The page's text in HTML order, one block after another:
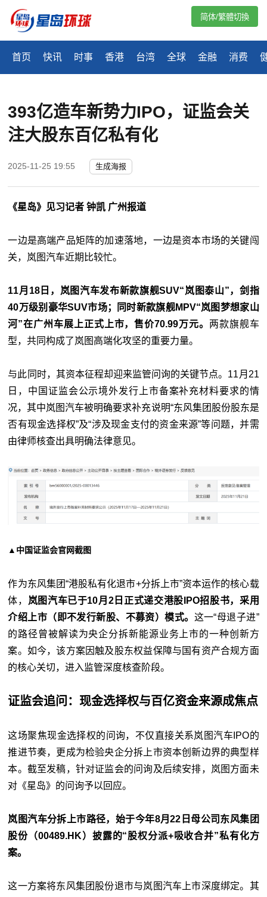
首页 快讯 时事 香港 台湾 全球 金融 消费
简体/繁體切換
393亿造车新势力IPO，证监会关
注大股东百亿私有化
2025-11-25 19:55 生成海报
《星岛》见习记者 钟凯 广州报道
一边是高端产品矩阵的加速落地，一边是资本市场的关键闯
关，岚图汽车近期比较忙。
11月18日，岚图汽车发布新款旗舰SUV“岚图泰山”，剑指
40万级别豪华SUV市场；同时新款旗舰MPV“岚图梦想家山
河”在广州车展上正式上市，售价70.99万元。 两款旗舰车
型，共同构成了岚图高端化攻坚的重要力量。
与此同时，其资本征程却迎来监管问询的关键节点。11月21
日，中国证监会公示境外发行上市备案补充材料要求的情
况，其中岚图汽车被明确要求补充说明“东风集团股份股东是
否有现金选择权”及“涉及现金支付的资金来源”等问题，并需
由律师核查出具明确法律意见。
▲中国证监会官网截图
作为东风集团“港股私有化退市+分拆上市”资本运作的核心载
体， 岚图汽车已于10月2日正式递交港股IPO招股书，采用
介绍上市（即不发行新股、不募资）模式。 这一“母退子进”
的路径曾被解读为央企分拆新能源业务上市的一种创新方
案。如今，该方案因触及股东权益保障与国有资产合规方面
的核心关切，进入监管深度核查阶段。
证监会追问：现金选择权与百亿资金来源成焦点
这场聚焦现金选择权的问询，不仅直接关系岚图汽车IPO的
推进节奏，更成为检验央企分拆上市资本创新边界的典型样
本。截至发稿，针对证监会的问询及后续安排，岚图方面未
对《星岛》的问询予以回应。
岚图汽车分拆上市路径，始于今年8月22日母公司东风集团
股份（00489.HK）披露的“股权分派+吸收合并”私有化方
案。
这一方案将东风集团股份退市与岚图汽车上市深度绑定。其